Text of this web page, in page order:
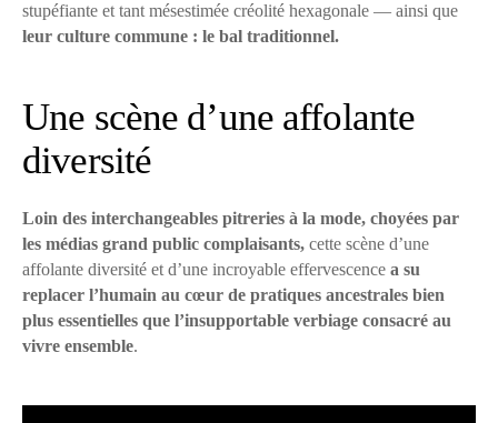
stupéfiante et tant mésestimée créolité hexagonale — ainsi que
leur culture commune : le bal traditionnel.
Une scène d’une affolante
diversité
Loin des interchangeables pitreries à la mode, choyées par
les médias grand public complaisants, cette scène d’une
affolante diversité et d’une incroyable effervescence a su
replacer l’humain au cœur de pratiques ancestrales bien
plus essentielles que l’insupportable verbiage consacré au
vivre ensemble.